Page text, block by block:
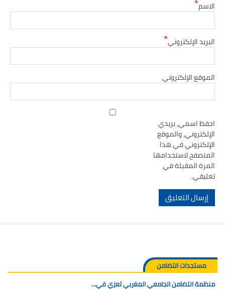
الاسم
البريد الإلكتروني*
الموقع الإلكتروني
احفظ اسمي، بريدي
الإلكتروني، والموقع
الإلكتروني في هذا
المتصفح لاستخدامها
المرة المقبلة في
تعليقي.
مستجدات التضامن
منظمة التضامن الجامعي المغربي تعزي في…